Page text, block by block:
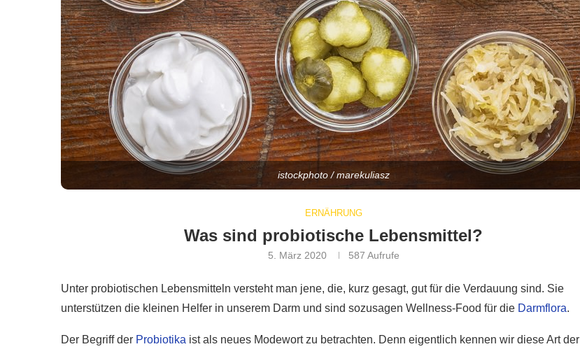
istockphoto / marekuliasz
ERNÄHRUNG
Was sind probiotische Lebensmittel?
5. März 2020 587 Aufrufe
Unter probiotischen Lebensmitteln versteht man jene, die, kurz gesagt, gut für die Verdauung sind. Sie
unterstützen die kleinen Helfer in unserem Darm und sind sozusagen Wellness-Food für die Darmflora.
Der Begriff der Probiotika ist als neues Modewort zu betrachten. Denn eigentlich kennen wir diese Art der